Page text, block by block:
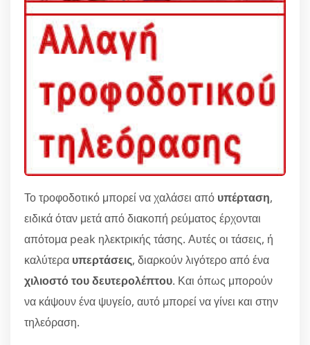
Το τροφοδοτικό μπορεί να χαλάσει από υπέρταση,
ειδικά όταν μετά από διακοπή ρεύματος έρχονται
απότομα peak ηλεκτρικής τάσης. Αυτές οι τάσεις, ή
καλύτερα υπερτάσεις, διαρκούν λιγότερο από ένα
χιλιοστό του δευτερολέπτου. Και όπως μπορούν
να κάψουν ένα ψυγείο, αυτό μπορεί να γίνει και στην
τηλεόραση.